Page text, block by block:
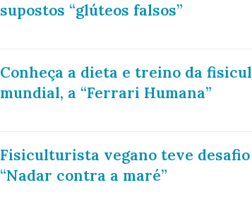
supostos “glúteos falsos”
Conheça a dieta e treino da
mundial, a “Ferrari Humana”
Fisiculturista vegano teve
“Nadar contra a maré”